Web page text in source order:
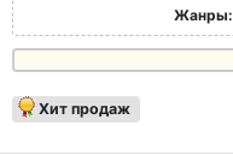
Жанры:
Хит продаж